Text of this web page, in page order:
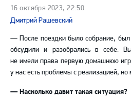
16 октября 2023, 22:50
Дмитрий Рашевский
— После поездки было собрание, был
обсудили и разобрались в себе.
не имели права первую домашнюю
у нас есть проблемы с реализацией,
— Насколько давит такая ситуация?